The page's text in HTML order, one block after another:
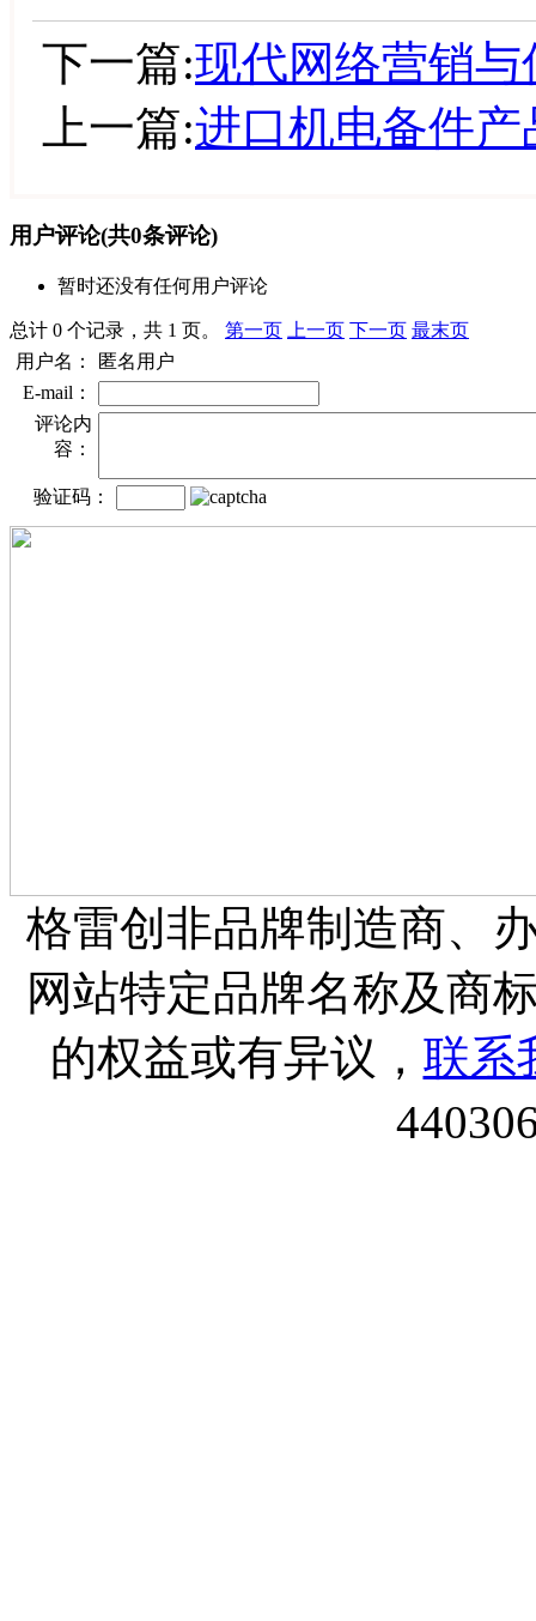
下一篇:现代网络营销
上一篇:进口机电备件产
用户评论(共0条评论)
暂时还没有任何用户评论
总计 0 个记录，共 1 页。 第一页 上一页 下一页 最末页
用户名：
匿名用户
E-mail：
评论内
容：
验证码：
格雷创非品牌制造商、
网站特定品牌名称及商
的权益或有异议， 联系